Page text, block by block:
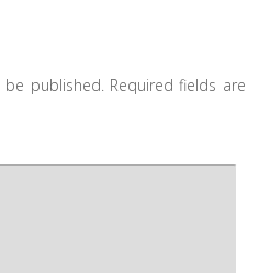
published. Required fields are